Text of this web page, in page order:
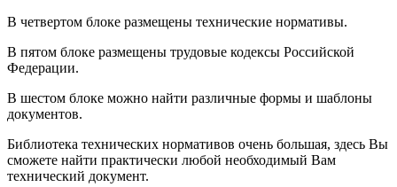
В четвертом блоке размещены технические нормативы.
В пятом блоке размещены трудовые кодексы Российской
Федерации.
В шестом блоке можно найти различные формы и шаблоны
документов.
Библиотека технических нормативов очень большая, здесь Вы
сможете найти практически любой необходимый Вам
технический документ.